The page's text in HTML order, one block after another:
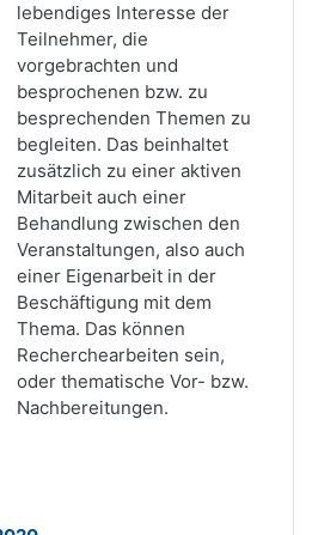
lebendiges Interesse der
Teilnehmer, die
vorgebrachten und
besprochenen bzw. zu
besprechenden Themen zu
begleiten. Das beinhaltet
zusätzlich zu einer aktiven
Mitarbeit auch einer
Behandlung zwischen den
Veranstaltungen, also auch
einer Eigenarbeit in der
Beschäftigung mit dem
Thema. Das können
Recherchearbeiten sein,
oder thematische Vor- bzw.
Nachbereitungen.